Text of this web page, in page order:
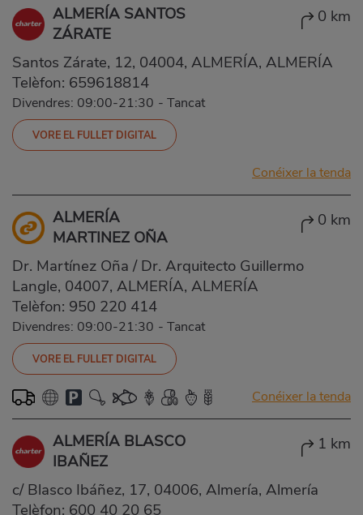
ALMERÍA SANTOS
ZÁRATE
0 km
Santos Zárate, 12, 04004, ALMERÍA, ALMERÍA
Telèfon: 659618814
Divendres: 09:00-21:30 - Tancat
VORE EL FULLET DIGITAL
Conéixer la tenda
ALMERÍA
MARTINEZ OÑA
0 km
Dr. Martínez Oña / Dr. Arquitecto Guillermo
Langle, 04007, ALMERÍA, ALMERÍA
Telèfon: 950 220 414
Divendres: 09:00-21:30 - Tancat
VORE EL FULLET DIGITAL
Conéixer la tenda
ALMERÍA BLASCO
IBAÑEZ
1 km
c/ Blasco Ibáñez, 17, 04006, Almería, Almería
Telèfon: 600 40 20 65